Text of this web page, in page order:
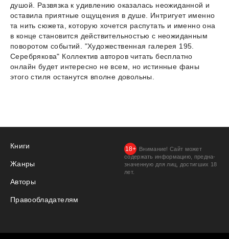
душой. Развязка к удивлению оказалась неожиданной и
оставила приятные ощущения в душе. Интригует именно
та нить сюжета, которую хочется распутать и именно она
в конце становится действительностью с неожиданным
поворотом событий. "Художественная галерея 195.
Серебрякова" Коллектив авторов читать бесплатно
онлайн будет интересно не всем, но истинные фаны
этого стиля останутся вполне довольны.
Книги
Жанры
Авторы
Правообладателям
Внимание! Сайт может
содержать информацию, предна­
значенную для лиц, дости­гших 18
лет.